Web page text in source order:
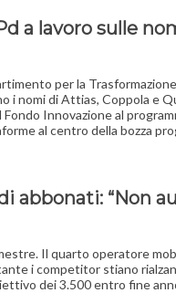
a lavoro sulle
per la
i nomi di Attias, Coppola e
Innovazione al
al centro della bozza
abbonati: “Non
Il quarto operatore
i competitor stiano
dei 3.500 entro fine